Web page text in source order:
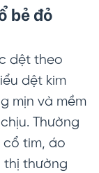
bẻ đỏ
dệt theo
dệt kim
mịn và mềm
Thường
cổ tim, áo
thị thường